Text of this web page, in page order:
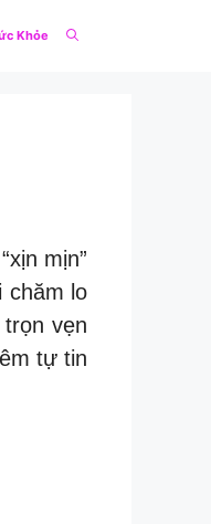
Khỏe
mịn”
chăm lo
vẹn
tự tin